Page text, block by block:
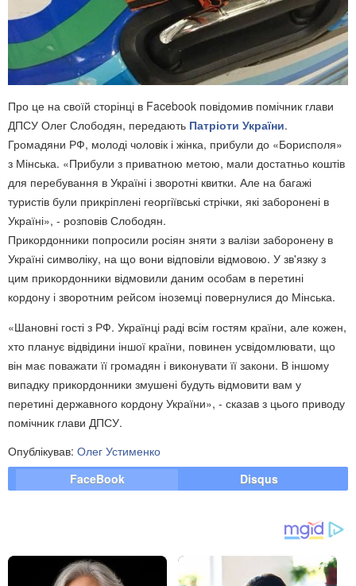
Про це на своїй сторінці в Facebook повідомив помічник глави
ДПСУ Олег Слободян, передають Патріоти України.
Громадяни РФ, молоді чоловік і жінка, прибули до «Борисполя»
з Мінська. «Прибули з приватною метою, мали достатньо коштів
для перебування в Україні і зворотні квитки. Але на багажі
туристів були прикріплені георгіївські стрічки, які заборонені в
Україні», - розповів Слободян.
Прикордонники попросили росіян зняти з валізи заборонену в
Україні символіку, на що вони відповіли відмовою. У зв'язку з
цим прикордонники відмовили даним особам в перетині
кордону і зворотним рейсом іноземці повернулися до Мінська.
«Шановні гості з РФ. Українці раді всім гостям країни, але кожен,
хто планує відвідини іншої країни, повинен усвідомлювати, що
він має поважати її громадян і виконувати її закони. В іншому
випадку прикордонники змушені будуть відмовити вам у
перетині державного кордону України», - сказав з цього приводу
помічник глави ДПСУ.
Опублікував: Олег Устименко
FaceBook
Disqus